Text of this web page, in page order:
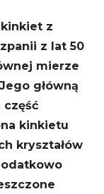
z
z lat 50
mierze
główną
część
kinkietu
kryształów